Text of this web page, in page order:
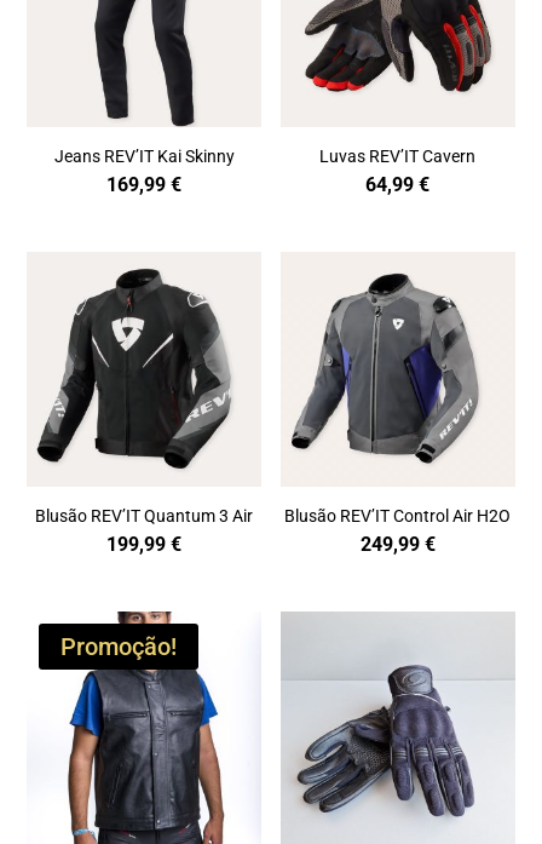
Jeans REV’IT Kai Skinny
169,99€
Luvas REV’IT Cavern
64,99€
Blusão REV’IT Quantum 3 Air
199,99€
Blusão REV’IT Control Air H2O
249,99 €
Promoção!